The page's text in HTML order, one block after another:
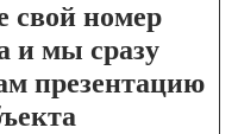
свой номер
и мы сразу
презентацию